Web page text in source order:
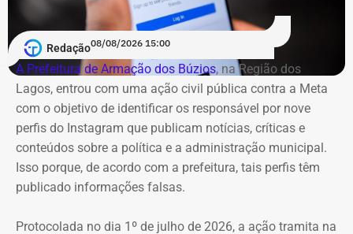
Essas inconsistências, somadas aos pagamentos
registrados de forma genérica, permitem identificar o
forte aumento dos gastos e das viagens internacionais
da cúpula do governo. Por outro lado, o detalhamento
das viagens continua pouco transparente.
Na prática, a base de dados não permite saber com
clareza todas as agendas realizadas, os deslocamentos
feitos e o destino dos recursos em cada missão oficial,
apenas identificar o aumento exponencial nos últimos
Redação08/08/2026 15:00
A Prefeitura de Armação dos Búzios, na Região dos
Lagos, entrou com uma ação civil pública contra a Meta
com o objetivo de identificar os responsável por nove
perfis do Instagram que publicam notícias, críticas e
conteúdos sobre a política e a administração municipal.
Isso porque, de acordo com a prefeitura, tais perfis têm
publicado informações falsas.
Protocolada no dia 1º de julho de 2026, a ação tramita na